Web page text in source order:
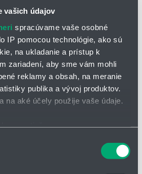
vašich údajov
spracúvame vaše osobné
IP pomocou technológie, ako sú
na ukladanie a prístup k
zariadení, aby sme vám mohli
reklamy a obsah, na meranie
publika a vývoj produktov.
na aké účely použije vaše údaje.
na niekoľko metrov
SC6-30
SC35-50
SL
s hliníkovým telesom –